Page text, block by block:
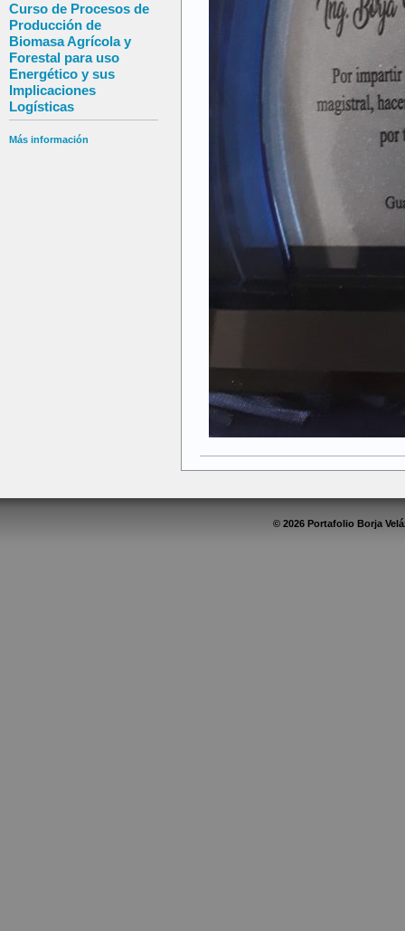
Curso de Procesos de
Producción de
Biomasa Agrícola y
Forestal para uso
Energético y sus
Implicaciones
Logísticas
Más información
© 2026 Portafolio Borja